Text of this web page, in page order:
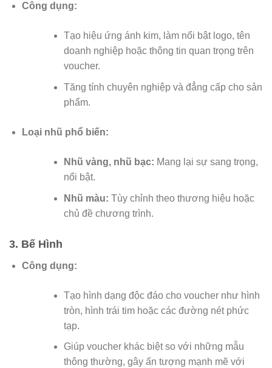
Công dụng:
Tạo hiệu ứng ánh kim, làm nổi bật logo, tên
doanh nghiệp hoặc thông tin quan trọng trên
voucher.
Tăng tính chuyên nghiệp và đẳng cấp cho sản
phẩm.
Loại nhũ phổ biến:
Nhũ vàng, nhũ bạc: Mang lại sự sang trọng,
nổi bật.
Nhũ màu: Tùy chỉnh theo thương hiệu hoặc
chủ đề chương trình.
3. Bế Hình
Công dụng:
Tạo hình dạng độc đáo cho voucher như hình
tròn, hình trái tim hoặc các đường nét phức
tạp.
Giúp voucher khác biệt so với những mẫu
thông thường, gây ấn tượng mạnh mẽ với